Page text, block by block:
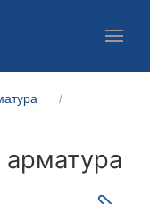
арматура